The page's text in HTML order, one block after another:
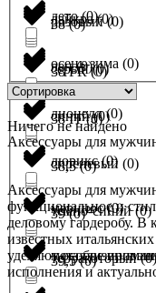
38 (0)
38 FR (0)
38 IT (0)
38,5 (0)
39 (0)
39,5 (0)
розовый (0)
серый (0)
синий (0)
сиреневый (0)
темно-синий (0)
терракоторый (0)
лайкра (0)
лен (0)
лиоцелл (0)
люрикс (0)
меринос (0)
лето (0)
осень-зима (0)
Ничего не найдено
Аксессуары для
Аксессуары для
функциональное и
деловому гардеробу. В
известных
уделяют особое
исполнения и